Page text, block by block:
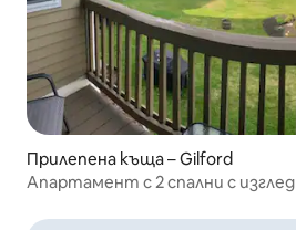
Прилепена къща – Gilford
Апартамент с 2 спални с